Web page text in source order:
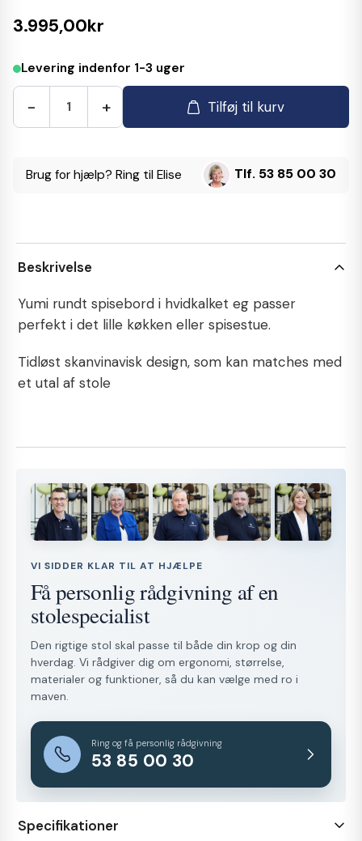
3.995,00kr
Levering indenfor 1-3 uger
- + Tilføj til kurv
Brug for hjælp? Ring til Elise Tlf. 53 85 00 30
Beskrivelse
Yumi rundt spisebord i hvidkalket eg passer
perfekt i det lille køkken eller spisestue.
Tidløst skanvinavisk design, som kan matches med
et utal af stole
VI SIDDER KLAR TIL AT HJÆLPE
Få personlig rådgivning af en
stolespecialist
Den rigtige stol skal passe til både din krop og din
hverdag. Vi rådgiver dig om ergonomi, størrelse,
materialer og funktioner, så du kan vælge med ro i
maven.
Ring og få personlig rådgivning
53 85 00 30
Specifikationer